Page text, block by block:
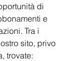
di
e
Tra i
sito, privo
trovate: